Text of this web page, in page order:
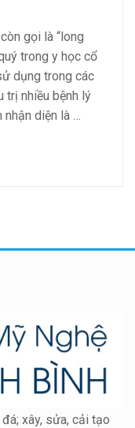
gọi là “long
trong y học cổ
dụng trong các
trị nhiều bệnh lý
nhận diện là …
xây, sửa, cải tạo